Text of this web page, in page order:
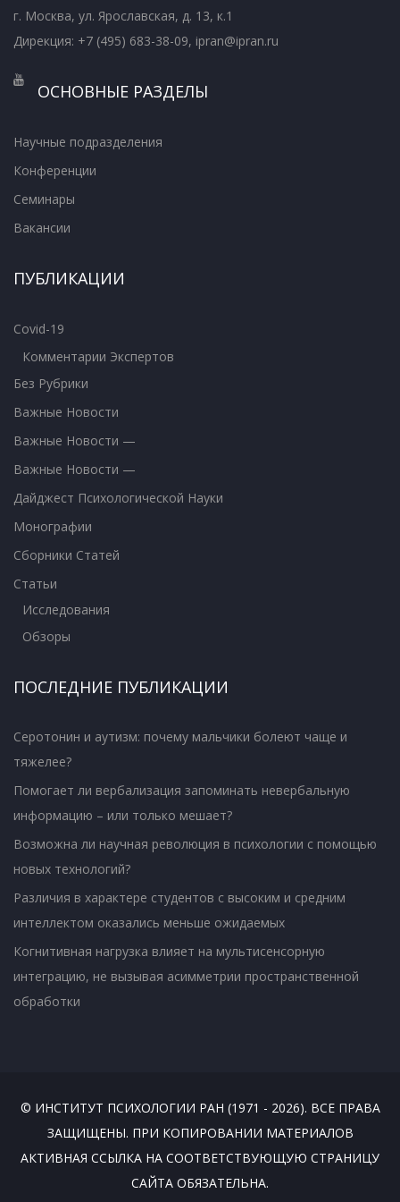
г. Москва, ул. Ярославская, д. 13, к.1
Дирекция: +7 (495) 683-38-09, ipran@ipran.ru
ОСНОВНЫЕ РАЗДЕЛЫ
Научные подразделения
Конференции
Семинары
Вакансии
ПУБЛИКАЦИИ
Covid-19
Комментарии Экспертов
Без Рубрики
Важные Новости
Важные Новости —
Важные Новости —
Дайджест Психологической Науки
Монографии
Сборники Статей
Статьи
Исследования
Обзоры
ПОСЛЕДНИЕ ПУБЛИКАЦИИ
Серотонин и аутизм: почему мальчики болеют чаще и
тяжелее?
Помогает ли вербализация запоминать невербальную
информацию – или только мешает?
Возможна ли научная революция в психологии с помощью
новых технологий?
Различия в характере студентов с высоким и средним
интеллектом оказались меньше ожидаемых
Когнитивная нагрузка влияет на мультисенсорную
интеграцию, не вызывая асимметрии пространственной
обработки
© ИНСТИТУТ ПСИХОЛОГИИ РАН (1971 - 2026). ВСЕ ПРАВА
ЗАЩИЩЕНЫ. ПРИ КОПИРОВАНИИ МАТЕРИАЛОВ
АКТИВНАЯ ССЫЛКА НА СООТВЕТСТВУЮЩУЮ СТРАНИЦУ
САЙТА ОБЯЗАТЕЛЬНА.